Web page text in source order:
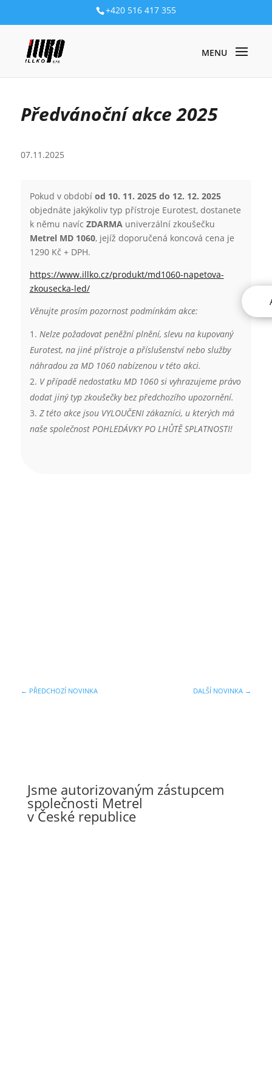
+420 516 417 355
NOVINKY / PŘEDVÁNOČNÍ AKCE 2025
Předvánoční akce 2025
07.11.2025
Pokud v období od 10. 11. 2025 do 12. 12. 2025
objednáte jakýkoliv typ přístroje Eurotest, dostanete
k němu navíc ZDARMAuniverzální zkoušečku
Metrel MD 1060, jejíž doporučená koncová cena je
1290 Kč + DPH.
https://www.illko.cz/produkt/md1060-napetova-
zkousecka-led/
Věnujte prosím pozornost podmínkám akce:
Nelze požadovat peněžní plnění, slevu na kupovaný
Eurotest, na jiné přístroje a příslušenství nebo služby
náhradou za MD 1060 nabízenou v této akci.
V případě nedostatku MD 1060 si vyhrazujeme právo
dodat jiný typ zkoušečky bez předchozího upozornění.
Z této akce jsou VYLOUČENI zákazníci, u kterých má
naše společnost POHLEDÁVKY PO LHŮTĚ SPLATNOSTI!
← PŘEDCHOZÍ NOVINKA DALŠÍ NOVINKA →
Jsme autorizovaným zástupcem
společnosti Metrel
v České republice